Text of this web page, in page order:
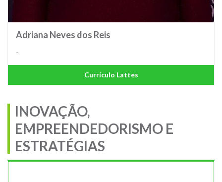
Adriana Neves dos Reis
-
Currículo Lattes
INOVAÇÃO,
EMPREENDEDORISMO E
ESTRATÉGIAS